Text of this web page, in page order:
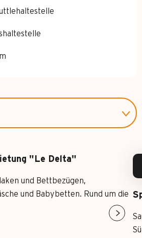
"Le Delta"
und Bettbezügen,
und Babybetten. Rund um die